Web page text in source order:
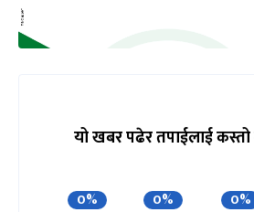
यो खबर पढेर तपाईलाई
0% 0% 0%